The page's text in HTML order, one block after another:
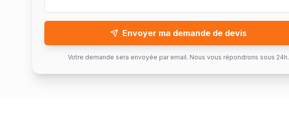
Envoyer ma demande de devis
Votre demande sera envoyée par email. Nous vous répondrons sous 24h.